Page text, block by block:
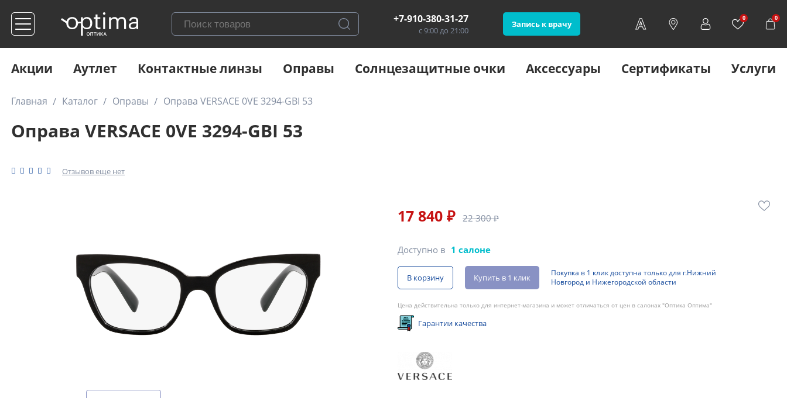
+7-910-380-31-27
с 9:00 до 21:00
Запись к врачу
0 0
Акции Аутлет Контактные линзы Оправы Солнцезащитные очки Аксессуары Сертификаты Услуги
Главная Каталог Оправы Оправа VERSACE 0VE 3294-GBI 53
Оправа VERSACE 0VE 3294-GBI 53
Отзывов еще нет
17 840 ₽ 22 300 ₽
Доступно в 1 салоне
В корзину Купить в 1 клик
Покупка в 1 клик доступна только для г.Нижний
Новгород и Нижегородской области
Цена действительна только для интернет-магазина и может отличаться от цен в салонах "Оптика Оптима"
Гарантии качества